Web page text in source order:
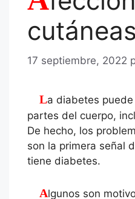
17 septiembre, 2022
La diabetes puede afectar todas las
partes del cuerpo,
De hecho, los
son la primera señal
tiene diabetes.
Algunos son motivo de preocupación,